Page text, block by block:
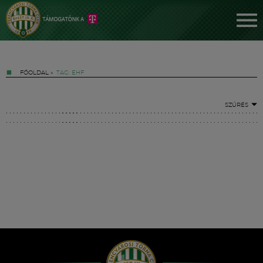
FŐOLDAL » TAG: EHF
SZŰRÉS
Hírek